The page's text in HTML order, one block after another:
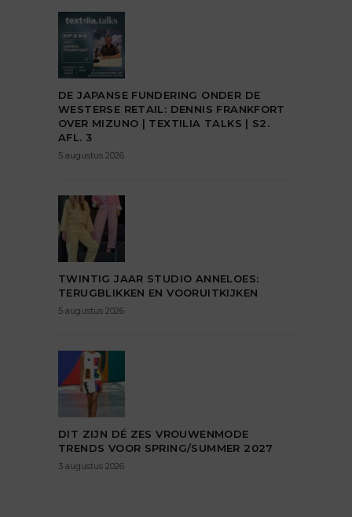
DE JAPANSE FUNDERING ONDER DE
WESTERSE RETAIL: DENNIS FRANKFORT
OVER MIZUNO | TEXTILIA TALKS | S2.
AFL. 3
5 augustus 2026
TWINTIG JAAR STUDIO ANNELOES:
TERUGBLIKKEN EN VOORUITKIJKEN
5 augustus 2026
DIT ZIJN DÉ ZES VROUWENMODE
TRENDS VOOR SPRING/SUMMER 2027
3 augustus 2026